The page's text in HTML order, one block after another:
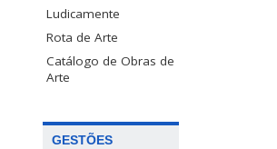
Ludicamente
Rota de Arte
Catálogo de Obras de
Arte
GESTÕES